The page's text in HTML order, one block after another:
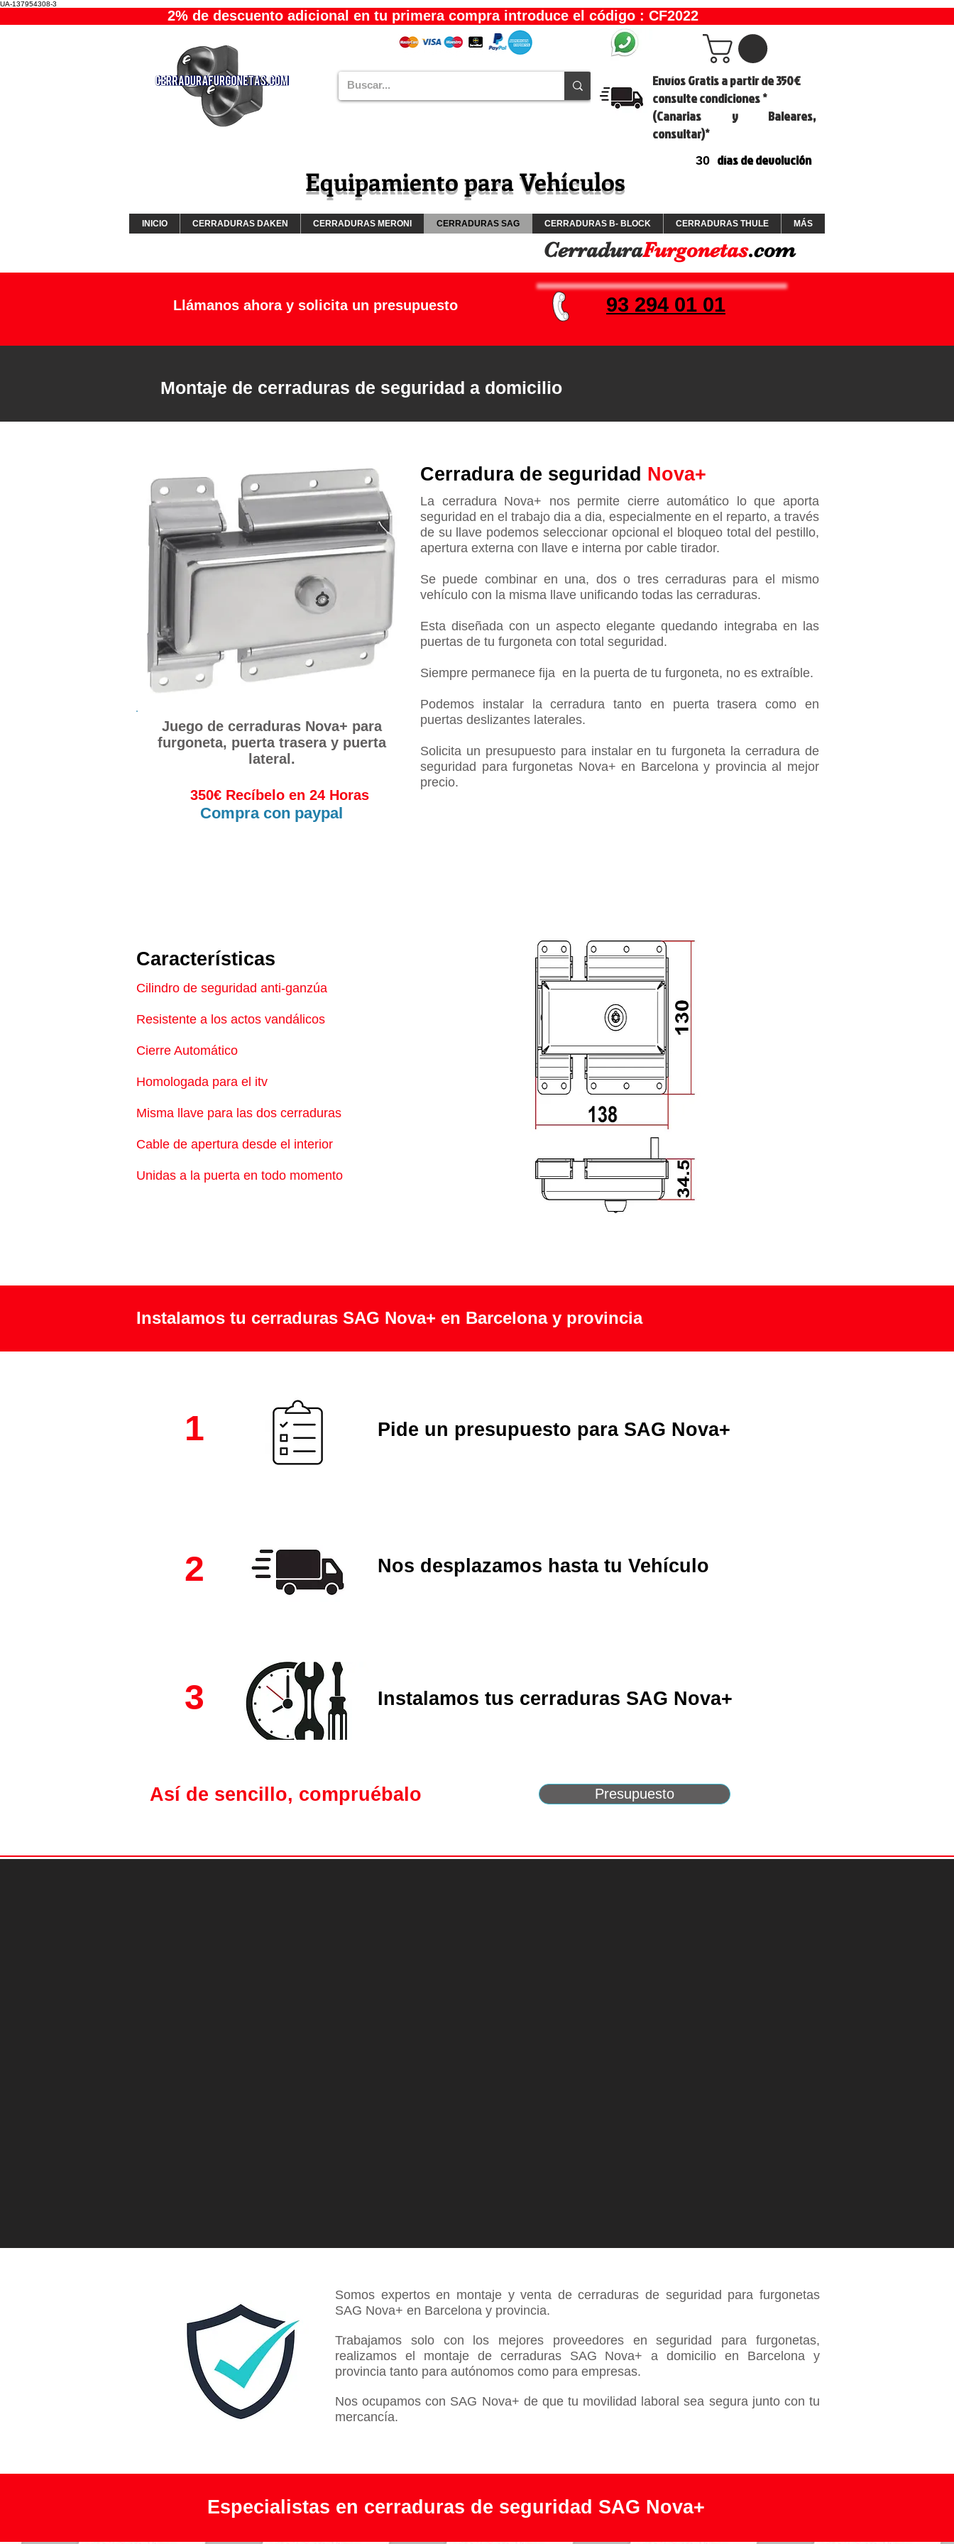
UA-137954308-3
2% de descuento adicional en tu primera compra introduce el código : CF2022
Equipamiento para Vehículos
Envíos Gratis a partir de 350€
consulte condiciones *
(Canarias y Baleares,
consultar)*
30 días de devolución
INICIO CERRADURAS DAKEN CERRADURAS MERONI CERRADURAS SAG CERRADURAS B- BLOCK CERRADURAS THULE MÁS
CerraduraFurgonetas.com
Llámanos ahora y solicita un presupuesto 93 294 01 01
Montaje de cerraduras de seguridad a domicilio
Juego de cerraduras Nova+ para
furgoneta, puerta trasera y puerta
lateral.
350€ Recíbelo en 24 Horas
Compra con paypal
Características
Cilindro de seguridad anti-ganzúa
Resistente a los actos vandálicos
Cierre Automático
Homologada para el itv
Misma llave para las dos cerraduras
Cable de apertura desde el interior
Unidas a la puerta en todo momento
Cerradura de seguridad Nova+
La cerradura Nova+ nos permite cierre automático lo que aporta
seguridad en el trabajo dia a dia, especialmente en el reparto, a través
de su llave podemos seleccionar opcional el bloqueo total del pestillo,
apertura externa con llave e interna por cable tirador.
Se puede combinar en una, dos o tres cerraduras para el mismo
vehículo con la misma llave unificando todas las cerraduras.
Esta diseñada con un aspecto elegante quedando integraba en las
puertas de tu furgoneta con total seguridad.
Siempre permanece fija en la puerta de tu furgoneta, no es extraíble.
Podemos instalar la cerradura tanto en puerta trasera como en
puertas deslizantes laterales.
Solicita un presupuesto para instalar en tu furgoneta la cerradura de
seguridad para furgonetas Nova+ en Barcelona y provincia al mejor
precio.
Instalamos tu cerraduras SAG Nova+ en Barcelona y provincia
1 Pide un presupuesto para SAG Nova+
2 Nos desplazamos hasta tu Vehículo
3 Instalamos tus cerraduras SAG Nova+
Así de sencillo, compruébalo Presupuesto
Somos expertos en montaje y venta de cerraduras de seguridad para furgonetas
SAG Nova+ en Barcelona y provincia.
Trabajamos solo con los mejores proveedores en seguridad para furgonetas,
realizamos el montaje de cerraduras SAG Nova+ a domicilio en Barcelona y
provincia tanto para autónomos como para empresas.
Nos ocupamos con SAG Nova+ de que tu movilidad laboral sea segura junto con tu
mercancía.
Especialistas en cerraduras de seguridad SAG Nova+